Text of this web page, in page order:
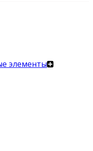
элементы